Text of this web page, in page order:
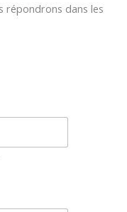
répondrons dans les